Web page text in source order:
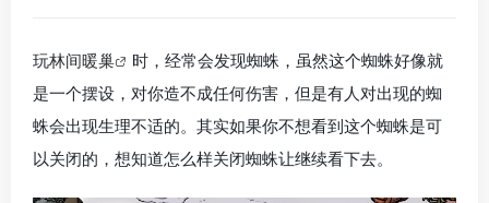
玩林间暖巢
时，经常会发现蜘蛛，虽然这个蜘蛛好像就
是一个摆设，对你造不成任何伤害，但是有人对出现的蜘
蛛会出现生理不适的。其实如果你不想看到这个蜘蛛是可
以关闭的，想知道怎么样关闭蜘蛛让继续看下去。